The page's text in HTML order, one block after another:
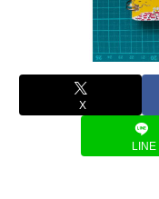
X
LINE